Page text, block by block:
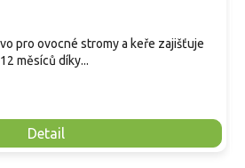
Detail
pro ovocné stromy a keře zajišťuje
měsíců díky...